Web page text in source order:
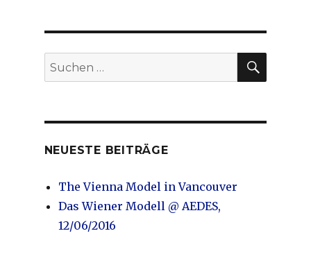
Suchen
nach:
NEUESTE BEITRÄGE
The Vienna Model in Vancouver
Das Wiener Modell @ AEDES,
12/06/2016